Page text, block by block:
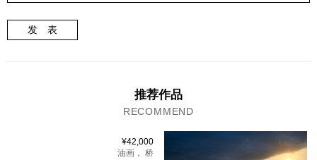
发 表
推荐作品
RECOMMEND
¥42,000
油画， 桥